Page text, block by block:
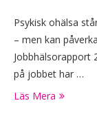
Psykisk ohälsa
– men kan
Jobbhälsorapport
på jobbet har …
Läs Mera